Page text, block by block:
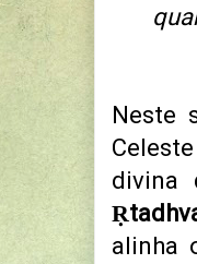
Neste
divina
alinha